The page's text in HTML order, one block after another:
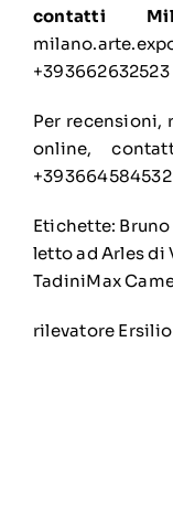
contatti
+393662632523
Per recensioni,
online,
+393664584532
Etichette:
letto ad Arles di
TadiniMax
rilevatore